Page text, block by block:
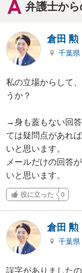
弁護士か
倉田 勲
千葉県
私の立場からして
うか？
→身も蓋もない回
ては疑問点があれ
いと思います。
メールだけの回答
いと思います。
役に立った 0
倉田 勲
千葉県
誤字がありました